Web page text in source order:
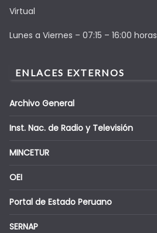
Virtual
Lunes a Viernes – 07:15 – 16:00 horas
ENLACES EXTERNOS
Archivo General
Inst. Nac. de Radio y Televisión
MINCETUR
OEI
Portal de Estado Peruano
SERNAP